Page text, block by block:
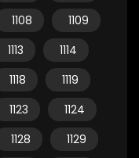
1108
1109
1113
1114
1118
1119
1123
1124
1128
1129